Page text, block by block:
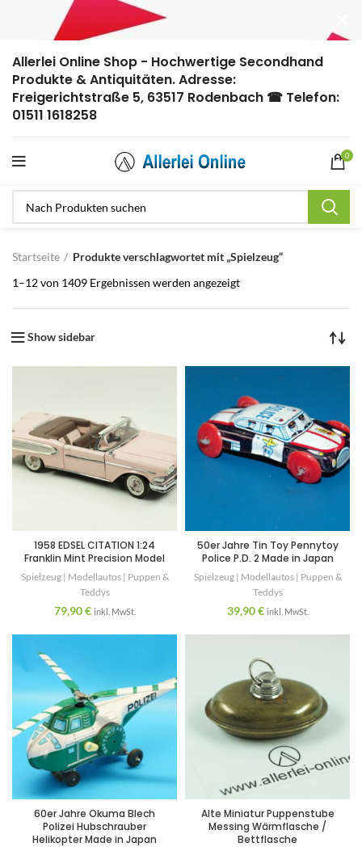
Allerlei Online Shop - Hochwertige Secondhand
Produkte & Antiquitäten. Adresse:
Freigerichtstraße 5, 63517 Rodenbach ☎ Telefon:
01511 1618258
0
Startseite
Produkte verschlagwortet mit „Spielzeug“
1–12 von 1409 Ergebnissen werden angezeigt
Show sidebar
1958 EDSEL CITATION 1:24
Franklin Mint Precision Model
Spielzeug | Modellautos | Puppen &
Teddys
79,90€ inkl. MwSt.
50er Jahre Tin Toy Pennytoy
Police P.D. 2 Made in Japan
Spielzeug | Modellautos | Puppen &
Teddys
39,90€ inkl. MwSt.
60er Jahre Okuma Blech
Polizei Hubschrauber
Helikopter Made in Japan
Alte Miniatur Puppenstube
Messing Wärmflasche /
Bettflasche